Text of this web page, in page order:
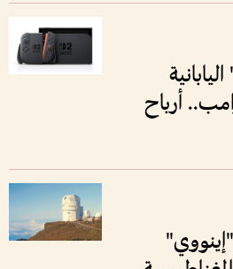
أرباح